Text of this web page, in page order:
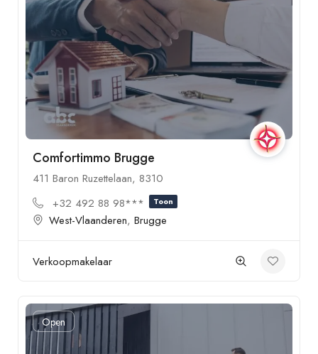
Comfortimmo Brugge
411 Baron Ruzettelaan, 8310
+32 492 88 98***
Toon
West-Vlaanderen, Brugge
Verkoopmakelaar
Open